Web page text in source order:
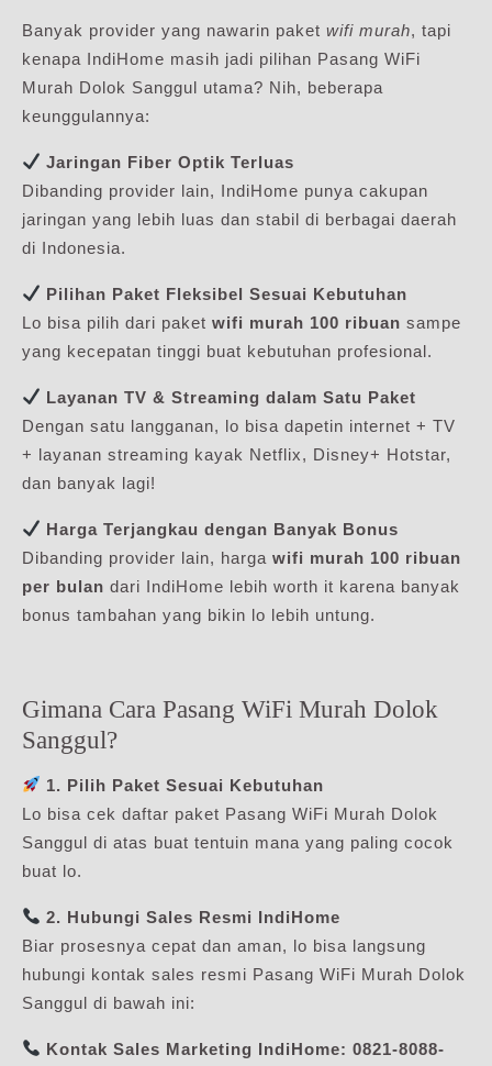
Banyak provider yang nawarin paket wifi murah, tapi
kenapa IndiHome masih jadi pilihan Pasang WiFi
Murah Dolok Sanggul utama? Nih, beberapa
keunggulannya:
Jaringan Fiber Optik Terluas
Dibanding provider lain, IndiHome punya cakupan
jaringan yang lebih luas dan stabil di berbagai daerah
di Indonesia.
Pilihan Paket Fleksibel Sesuai Kebutuhan
Lo bisa pilih dari paket wifi murah 100 ribuan sampe
yang kecepatan tinggi buat kebutuhan profesional.
Layanan TV & Streaming dalam Satu Paket
Dengan satu langganan, lo bisa dapetin internet + TV
+ layanan streaming kayak Netflix, Disney+ Hotstar,
dan banyak lagi!
Harga Terjangkau dengan Banyak Bonus
Dibanding provider lain, harga wifi murah 100 ribuan
per bulan dari IndiHome lebih worth it karena banyak
bonus tambahan yang bikin lo lebih untung.
Gimana Cara Pasang WiFi Murah Dolok
Sanggul?
1. Pilih Paket Sesuai Kebutuhan
Lo bisa cek daftar paket Pasang WiFi Murah Dolok
Sanggul di atas buat tentuin mana yang paling cocok
buat lo.
2. Hubungi Sales Resmi IndiHome
Biar prosesnya cepat dan aman, lo bisa langsung
hubungi kontak sales resmi Pasang WiFi Murah Dolok
Sanggul di bawah ini:
Kontak Sales Marketing IndiHome: 0821-8088-